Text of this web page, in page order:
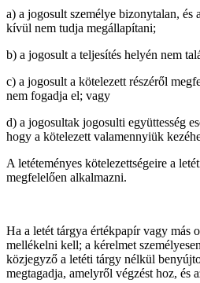
a) a jogosult személye bizonytalan, és
kívül nem tudja megállapítani;
b) a jogosult a teljesítés helyén nem
c) a jogosult a kötelezett részéről
nem fogadja el; vagy
d) a jogosultak jogosulti együttesség
hogy a kötelezett valamennyiük
A letéteményes kötelezettségeire a
megfelelően alkalmazni.
Ha a letét tárgya értékpapír vagy más
mellékelni kell; a kérelmet
közjegyző a letéti tárgy nélkül
megtagadja, amelyről végzést hoz, és